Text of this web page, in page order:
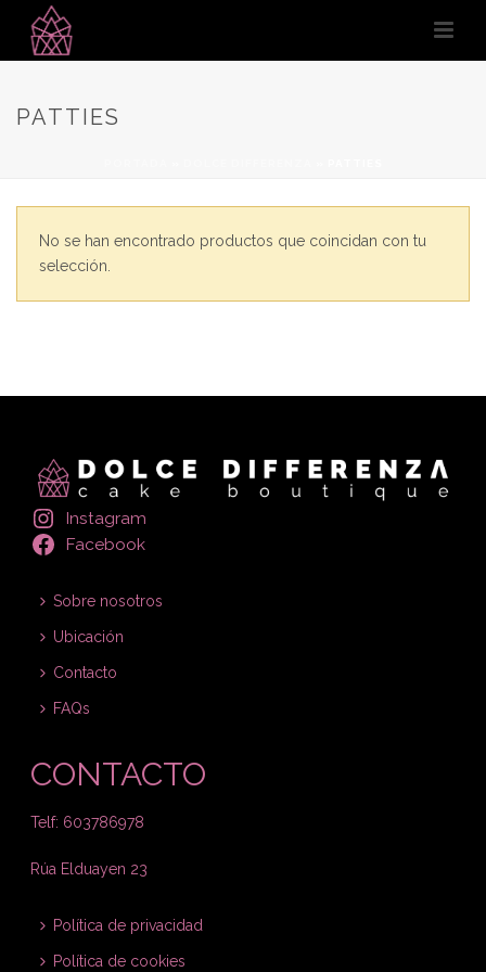
PATTIES
No se han encontrado productos que coincidan con tu
selección.
Instagram
Facebook
Sobre nosotros
Ubicación
Contacto
FAQs
CONTACTO
Telf: 603786978
Rúa Elduayen 23
Política de privacidad
Política de cookies